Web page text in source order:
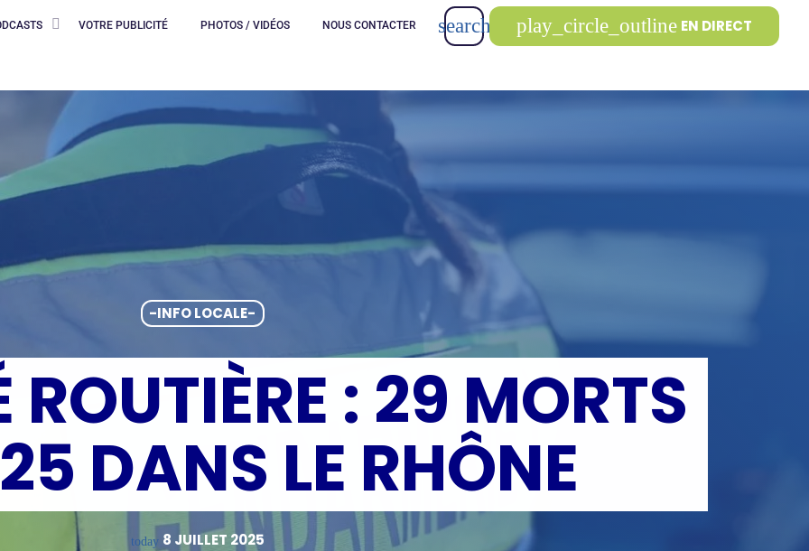
VOTRE PUBLICITÉ PHOTOS / VIDÉOS NOUS CONTACTER search play_circle_outline EN DIRECT
-INFO LOCALE-
ROUTIÈRE : 29 MORTS
DANS LE RHÔNE
today 8 JUILLET 2025